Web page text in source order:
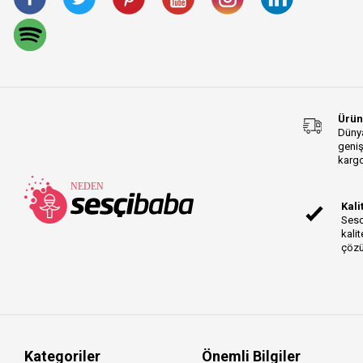
EW-DP Series
iRig Pro Duo Series
Instrument Series
Prolink Rock Instrument
Series
Kategoriler Önemli Bilgiler